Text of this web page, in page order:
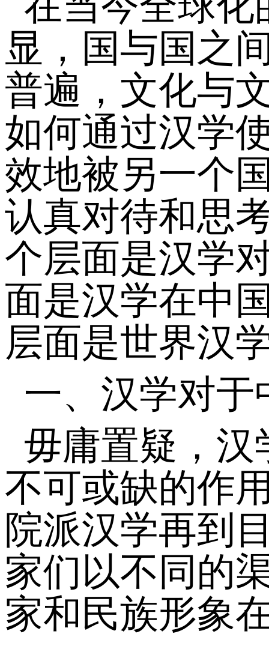
显，国与国之
普遍，文化与
如何通过汉学
效地被另一个
认真对待和思
个层面是汉学
面是汉学在中
层面是世界汉
一、汉学对
毋庸置疑，汉
不可或缺的作
院派汉学再到
家们以不同的
家和民族形象